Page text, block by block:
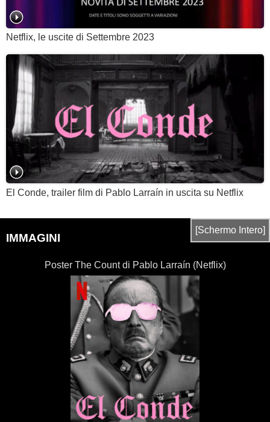
Netflix, le uscite di Settembre 2023
El Conde, trailer film di Pablo Larraín in uscita su Netflix
IMMAGINI
[Schermo Intero]
Poster The Count di Pablo Larraín (Netflix)